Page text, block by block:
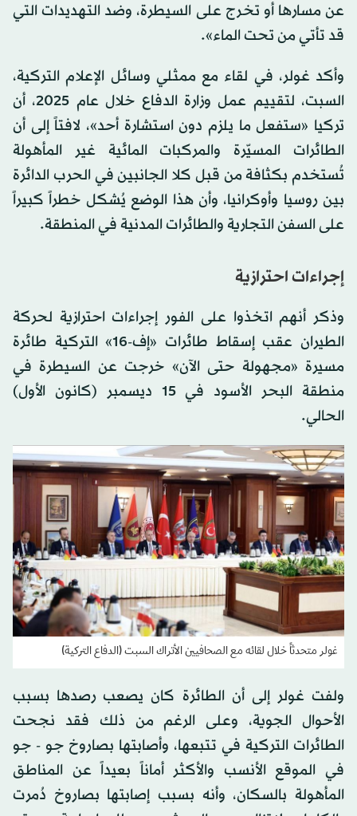
عن مسارها أو تخرج على السيطرة، وضد التهديدات التي
قد تأتي من تحت الماء».
وأكد غولر، في لقاء مع ممثلي وسائل الإعلام التركية،
السبت، لتقييم عمل وزارة الدفاع خلال عام 2025، أن
تركيا «ستفعل ما يلزم دون استشارة أحد»، لافتاً إلى أن
الطائرات المسيّرة والمركبات المائية غير المأهولة
تُستخدم بكثافة من قبل كلا الجانبين في الحرب الدائرة
بين روسيا وأوكرانيا، وأن هذا الوضع يُشكل خطراً كبيراً
على السفن التجارية والطائرات المدنية في المنطقة.
إجراءات احترازية
وذكر أنهم اتخذوا على الفور إجراءات احترازية لحركة
الطيران عقب إسقاط طائرات «إف-16» التركية طائرة
مسيرة «مجهولة حتى الآن» خرجت عن السيطرة في
منطقة البحر الأسود في 15 ديسمبر (كانون الأول)
الحالي.
غولر متحدثاً خلال لقائه مع الصحافيين الأتراك السبت (الدفاع التركية)
ولفت غولر إلى أن الطائرة كان يصعب رصدها بسبب
الأحوال الجوية، وعلى الرغم من ذلك فقد نجحت
الطائرات التركية في تتبعها، وأصابتها بصاروخ جو - جو
في الموقع الأنسب والأكثر أماناً بعيداً عن المناطق
المأهولة بالسكان، وأنه بسبب إصابتها بصاروخ دُمرت